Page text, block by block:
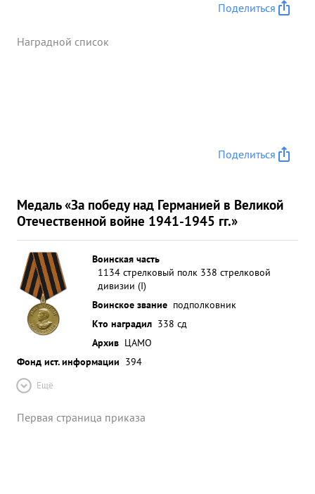
Поделиться
Наградной список
Поделиться
Медаль «За победу над Германией в Великой
Отечественной войне 1941-1945 гг.»
Воинская часть
1134 стрелковый полк 338 стрелковой
дивизии (I)
Воинское звание подполковник
Кто наградил 338 сд
Архив ЦАМО
Фонд ист. информации 394
Ещё
Первая страница приказа